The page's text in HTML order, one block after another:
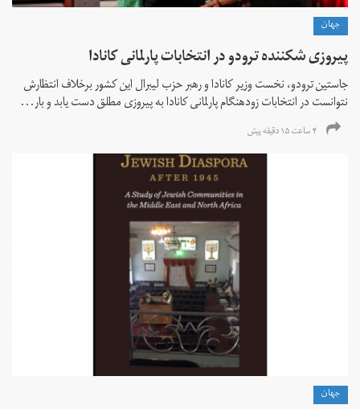
جهان
پیروزی شکننده ترودو در انتخابات پارلمانی کانادا
جاستین ترودو، نخست وزیر کانادا و رهبر حزب لیبرال این کشور برخلاف انتظارش
نتوانست در انتخابات زود‌هنگام پارلمانی کانادا به پیروزی مطلق دست یابد و بار...
۴ ساعت ۱۵ دقیقه پیش
جهان